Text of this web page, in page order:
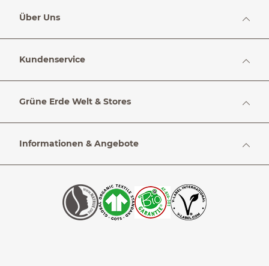
Über Uns
Kundenservice
Grüne Erde Welt & Stores
Informationen & Angebote